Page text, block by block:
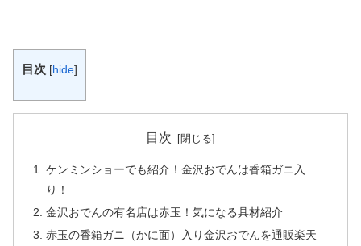
目次 [hide]
目次
ケンミンショーでも紹介！金沢おでんは香箱ガニ入
り！
金沢おでんの有名店は赤玉！気になる具材紹介
赤玉の香箱ガニ（かに面）入り金沢おでんを通販楽天